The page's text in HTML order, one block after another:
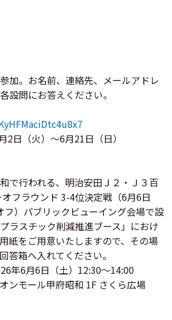
加。お名前、連絡先、メールアドレ
設問にお答えください。
2日（火）～6月21日（日）
で行われる、明治安田Ｊ２・Ｊ３百
フラウンド 3-4位決定戦（6月6日
フ）パブリックビューイング会場で設
ラスチック削減推進ブース」におけ
紙をご用意いたしますので、その場
答箱へ入れてください。
年6月6日（土）12:30～14:00
ンモール甲府昭和 1F さくら広場